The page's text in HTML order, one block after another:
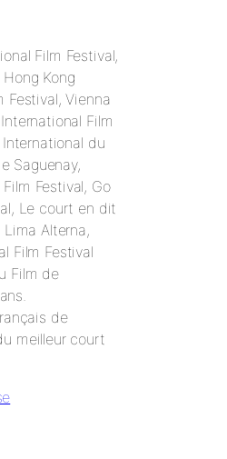
Film Festival,
Kong
Festival, Vienna
Film
du
Saguenay,
Festival, Go
Le court en dit
Alterna,
Film Festival
Film de
de
meilleur court